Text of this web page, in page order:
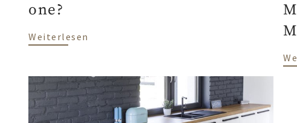
one?
Weiterlesen über Which type of wood is the right one?